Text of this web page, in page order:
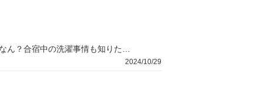
2024/10/29